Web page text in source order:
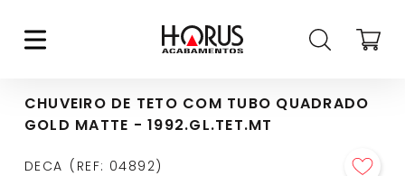
CHUVEIRO DE TETO COM TUBO QUADRADO
GOLD MATTE - 1992.GL.TET.MT
DECA REF: 04892